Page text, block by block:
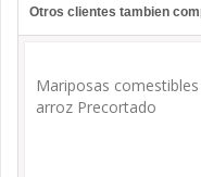
Otros clientes tambien
Mariposas
arroz Precortado